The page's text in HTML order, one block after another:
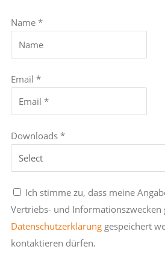
Name *
Email *
Downloads *
Ich stimme zu, dass meine
Vertriebs- und Informationszwecken
Datenschutzerklärung gespeichert
kontaktieren dürfen.